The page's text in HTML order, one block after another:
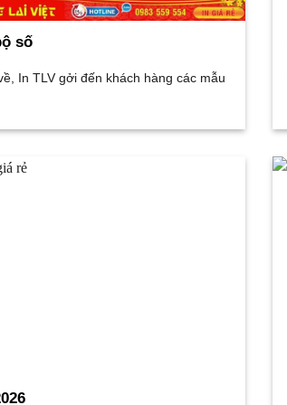
số
In TLV gởi đến khách hàng các mẫu